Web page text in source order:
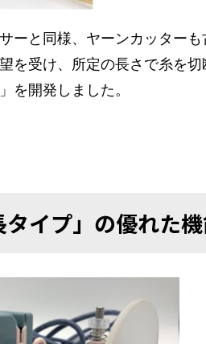
ーと同様、ヤーンカッター
を受け、所定の長さで糸を
を開発しました。
イプ」の優れた